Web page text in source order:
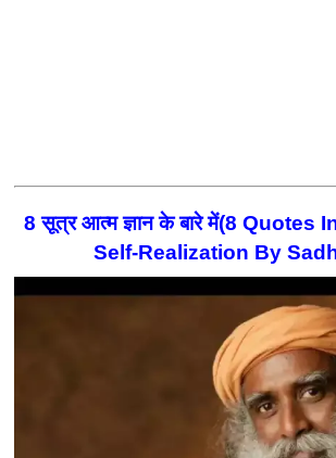
8 सूत्र आत्म ज्ञान के बारे में(8 Quotes
Self-Realization By